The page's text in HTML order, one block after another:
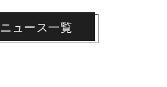
ニュース一覧